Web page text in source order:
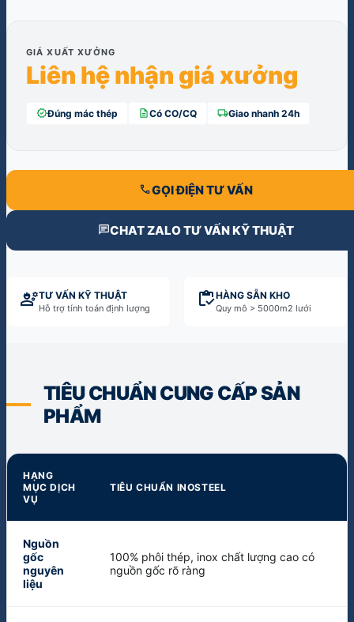
GIÁ XUẤT XƯỞNG
Liên hệ nhận giá xưởng
verifiedĐúng mác thép descriptionCó CO/CQ local_shippingGiao nhanh 24h
callGỌI ĐIỆN TƯ VẤN
chatCHAT ZALO TƯ VẤN KỸ THUẬT
engineeringTƯ VẤN KỸ THUẬT
Hỗ trợ tính toán định lượng inventoryHÀNG SẴN KHO
Quy mô > 5000m2 lưới
TIÊU CHUẨN CUNG CẤP SẢN
PHẨM
HẠNG
MỤC DỊCH
VỤ
TIÊU CHUẨN INOSTEEL
Nguồn
gốc
nguyên
liệu
100% phôi thép, inox chất lượng cao có
nguồn gốc rõ ràng